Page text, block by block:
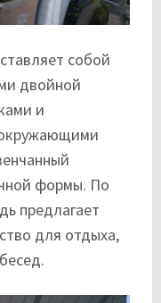
собой
двойной
и
формы. По
предлагает
для отдыха,